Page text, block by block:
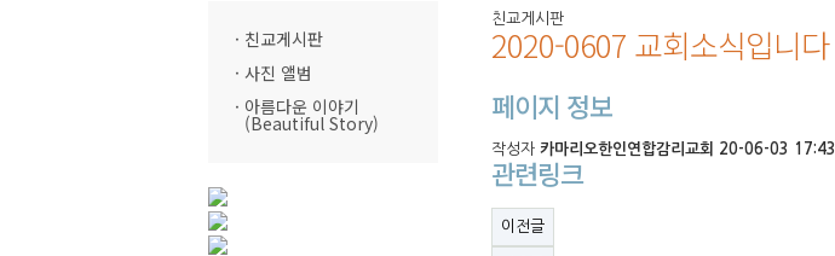
· 친교게시판
· 사진 앨범
· 아름다운 이야기
(Beautiful Story)
친교게시판
2020-0607 교회소식입니다
페이지 정보
작성자 카마리오한인연합감리교회 20-06-03 17:43
관련링크
이전글